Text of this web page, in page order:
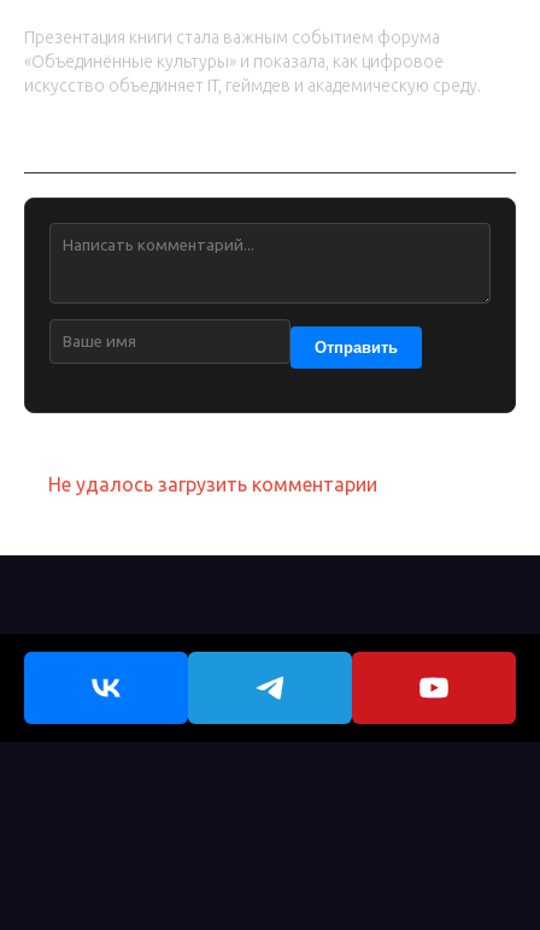
Презентация книги стала важным событием форума
«Объединённые культуры» и показала, как цифровое
искусство объединяет IT, геймдев и академическую среду.
Отправить
Не удалось загрузить комментарии